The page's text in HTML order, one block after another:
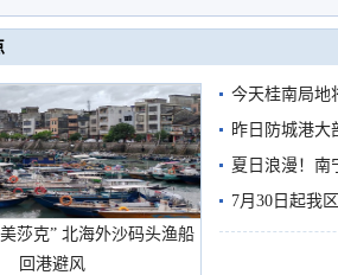
莎克” 北海外沙码头渔船
回港避风
今天桂南局地
需继续防范
昨日防城港大
雨
夏日浪漫！南
7月30日起我